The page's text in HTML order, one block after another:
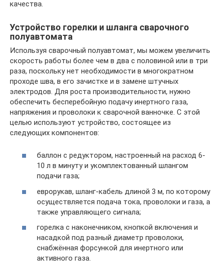
качества.
Устройство горелки и шланга сварочного
полуавтомата
Используя сварочный полуавтомат, мы можем увеличить
скорость работы более чем в два с половиной или в три
раза, поскольку нет необходимости в многократном
проходе шва, в его зачистке и в замене штучных
электродов. Для роста производительности, нужно
обеспечить бесперебойную подачу инертного газа,
напряжения и проволоки к сварочной ванночке. С этой
целью используют устройство, состоящее из
следующих компонентов:
баллон с редуктором, настроенный на расход 6-
10 л в минуту и укомплектованный шлангом
подачи газа;
еврорукав, шланг-кабель длиной 3 м, по которому
осуществляется подача тока, проволоки и газа, а
также управляющего сигнала;
горелка с наконечником, кнопкой включения и
насадкой под разный диаметр проволоки,
снабжённая форсункой для инертного или
активного газа.